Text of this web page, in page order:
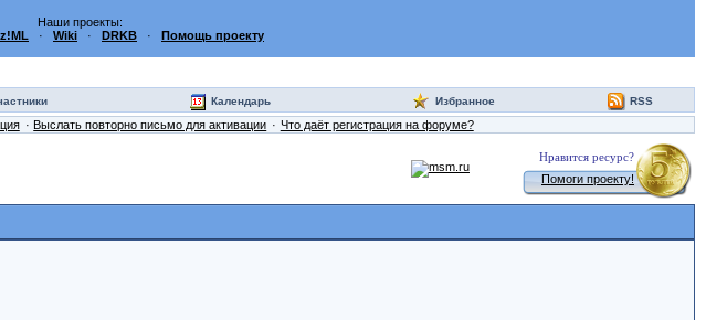
Наши проекты:
· Wiki · DRKB · Помощь проекту
Календарь Избранное RSS
Выслать повторно письмо для активации Что даёт регистрация на форуме?
Нравится ресурс?
Помоги проекту!